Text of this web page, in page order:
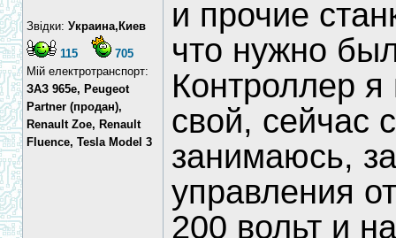
Звідки: Украина,Киев
115
705
Мій електротранспорт:
ЗАЗ 965e, Peugeot
Partner (продан),
Renault Zoe, Renault
Fluence, Tesla Model 3
и прочие
что нужно
Контроллер
свой, сейчас
занимаюсь,
управления
200 вольт и